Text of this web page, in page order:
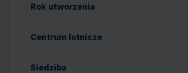
Rok utworzenia
Centrum lotnicze
Siedziba